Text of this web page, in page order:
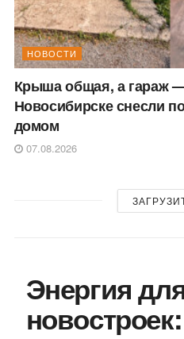
НОВОСТИ
Крыша общая, а гараж
Новосибирске снесли
домом
07.08.2026
Энергия